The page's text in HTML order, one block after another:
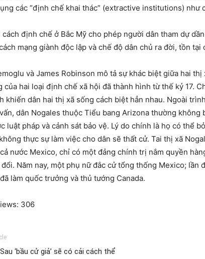
các “định chế khai thác” (extractive institutions) như
cách định chế ở Bắc Mỹ cho phép người dân tham dự
mạng giành độc lập và chế độ dân chủ ra đời, tồn tại
và James Robinson mô tả sự khác biệt giữa hai
của hai loại định chế xã hội đã thành hình từ thế kỷ 17.
khiến dân hai thị xã sống cách biệt hẳn nhau. Ngoài
dân Nogales thuộc Tiểu bang Arizona thường không
luật pháp và cảnh sát bảo vệ. Lý do chính là họ có thể
thực sự làm việc cho dân sẽ thất cử. Tai thị xã
nước Mexico, chỉ có một đảng chính trị nắm quyền
Năm nay, một phụ nữ đắc cử tổng thống Mexico; lần
làm quốc trưởng và thủ tướng Canada.
306
‘bầu cử giả’ sẽ có cải cách thể